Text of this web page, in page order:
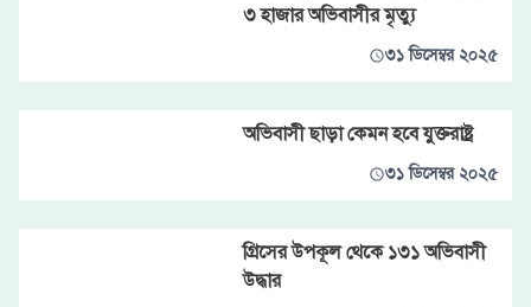
৩ হাজার অভিবাসীর মৃত্যু
৩১ ডিসেম্বর ২০২৫
অভিবাসী ছাড়া কেমন হবে যুক্তরাষ্ট্র
৩১ ডিসেম্বর ২০২৫
গ্রিসের উপকূল থেকে ১৩১ অভিবাসী
উদ্ধার